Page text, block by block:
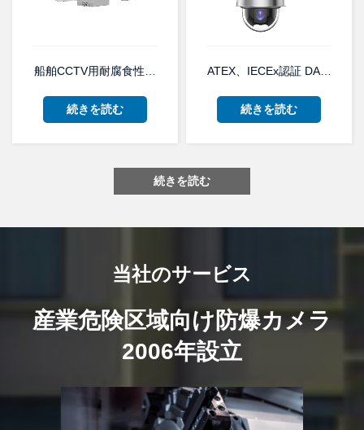
船舶CCTV用耐腐食性ステンレス製サーマルイメージングカメラ
続きを読む
ATEX、IECEx認証 DARK
続きを読む
続きを読む
当社のサービス
産業危険区域向け防爆カメラ
2006年設立